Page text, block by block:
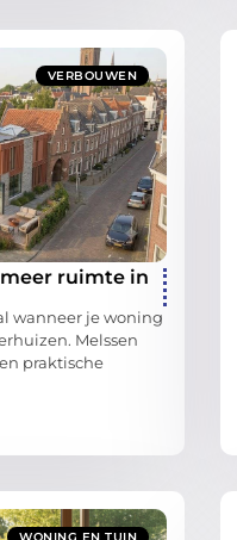
VERBOUWEN
ruimte in
wanneer je woning
Melssen
praktische
WONING EN TUIN